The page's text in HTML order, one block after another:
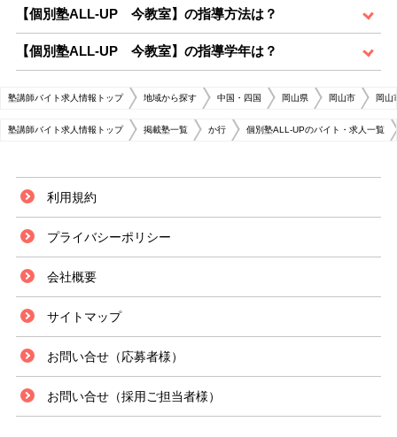
【個別塾ALL-UP 今教室】の指導方法は？
【個別塾ALL-UP 今教室】の指導学年は？
塾講師バイト求人情報トップ 地域から探す 中国・四国 岡山県 岡山市 岡山
塾講師バイト求人情報トップ 掲載塾一覧 か行 個別塾ALL-UPのバイト・求人一覧
利用規約
プライバシーポリシー
会社概要
サイトマップ
お問い合せ（応募者様）
お問い合せ（採用ご担当者様）